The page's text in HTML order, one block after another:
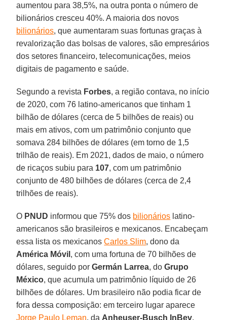
aumentou para 38,5%, na outra ponta o número de
bilionários cresceu 40%. A maioria dos novos
bilionários, que aumentaram suas fortunas graças à
revalorização das bolsas de valores, são empresários
dos setores financeiro, telecomunicações, meios
digitais de pagamento e saúde.
Segundo a revista Forbes, a região contava, no início
de 2020, com 76 latino-americanos que tinham 1
bilhão de dólares (cerca de 5 bilhões de reais) ou
mais em ativos, com um patrimônio conjunto que
somava 284 bilhões de dólares (em torno de 1,5
trilhão de reais). Em 2021, dados de maio, o número
de ricaços subiu para 107, com um patrimônio
conjunto de 480 bilhões de dólares (cerca de 2,4
trilhões de reais).
O PNUD informou que 75% dos bilionários latino-
americanos são brasileiros e mexicanos. Encabeçam
essa lista os mexicanosCarlos Slim, dono da
América Móvil , com uma fortuna de 70 bilhões de
dólares, seguido porGermán Larrea, doGrupo
México, que acumula um patrimônio líquido de 26
bilhões de dólares. Um brasileiro não podia ficar de
fora dessa composição: em terceiro lugar aparece
Jorge Paulo Leman, da Anheuser-Busch InBev,